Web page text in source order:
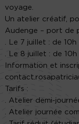
voyage.
Un atelier créatif,
Audenge – port de
. Le 7 juillet : de
. Le 8 juillet : de 10h
Information et
Tarifs :
. Atelier demi-
. Atelier journée